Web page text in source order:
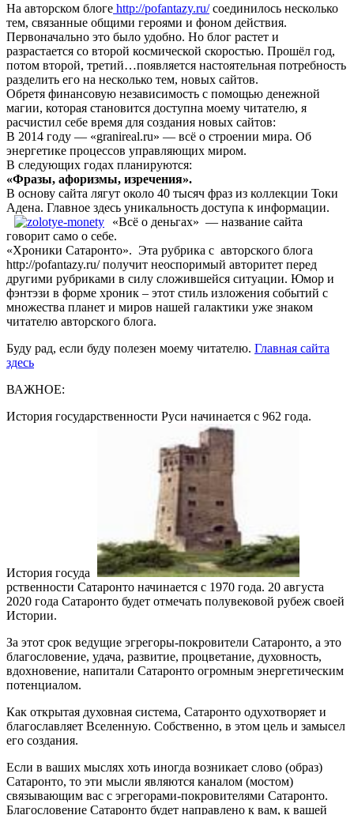
На авторском блоге http://pofantazy.ru/соединилось несколько
тем, связанные общими героями и фоном действия.
Первоначально это было удобно. Но блог растет и
разрастается со второй космической скоростью. Прошёл год,
потом второй, третий…появляется настоятельная потребность
разделить его на несколько тем, новых сайтов.
Обретя финансовую независимость с помощью денежной
магии, которая становится доступна моему читателю, я
расчистил себе время для создания новых сайтов:
В 2014 году — «granireal.ru» — всё о строении мира. Об
энергетике процессов управляющих миром.
В следующих годах планируются:
«Фразы, афоризмы, изречения».
В основу сайта лягут около 40 тысяч фраз из коллекции Токи
Адена. Главное здесь уникальность доступа к информации.
«Всё о деньгах» — название сайта
говорит само о себе.
«Хроники Сатаронто». Эта рубрика с авторского блога
http://pofantazy.ru/ получит неоспоримый авторитет перед
другими рубриками в силу сложившейся ситуации. Юмор и
фэнтэзи в форме хроник – этот стиль изложения событий с
множества планет и миров нашей галактики уже знаком
читателю авторского блога.
Буду рад, если буду полезен моему читателю. Главная сайта
здесь
ВАЖНОЕ:
История государственности Руси начинается с 962 года.
История госуда
рственности Сатаронто начинается с 1970 года. 20 августа
2020 года Сатаронто будет отмечать полувековой рубеж своей
Истории.
За этот срок ведущие эгрегоры-покровители Сатаронто, а это
благословение, удача, развитие, процветание, духовность,
вдохновение, напитали Сатаронто огромным энергетическим
потенциалом.
Как открытая духовная система, Сатаронто одухотворяет и
благославляет Вселенную. Собственно, в этом цель и замысел
его создания.
Если в ваших мыслях хоть иногда возникает слово (образ)
Сатаронто, то эти мысли являются каналом (мостом)
связывающим вас с эгрегорами-покровителями Сатаронто.
Благословение Сатаронто будет направлено к вам, к вашей